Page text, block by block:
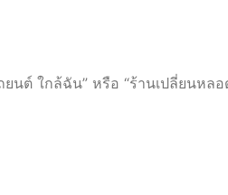
นต์ ใกล้ฉัน” หรือ “ร้านเปลี่ยนหล